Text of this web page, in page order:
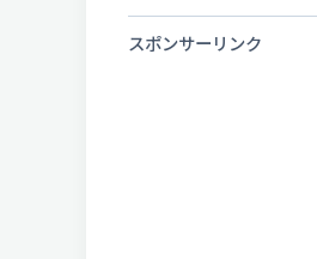
スポンサーリンク